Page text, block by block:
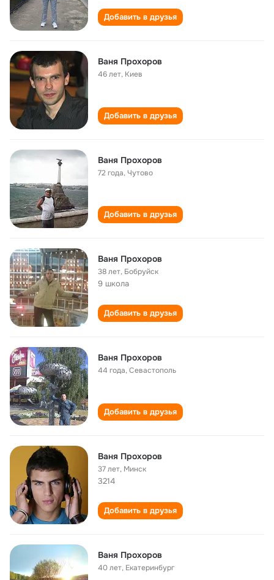
Добавить в друзья
Ваня Прохоров
46 лет, Киев
Добавить в друзья
Ваня Прохоров
72 года,Чутово
Добавить в друзья
Ваня Прохоров
38 лет, Бобруйск
9 школа
Добавить в друзья
Ваня Прохоров
44 года,Севастополь
Добавить в друзья
Ваня Прохоров
37 лет, Минск
3214
Добавить в друзья
Ваня Прохоров
40 лет, Екатеринбург